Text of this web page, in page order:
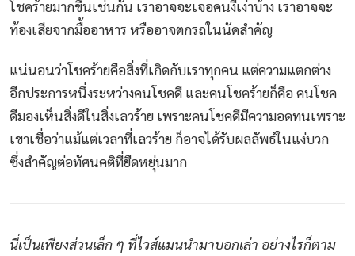
โชคร้ายมากขึ้นเช่นกัน เราอาจจะเจอคนงี่เง่าบ้าง เราอาจจะ
ท้องเสียจากมื้ออาหาร หรืออาจตกรถในนัดสำคัญ
แน่นอนว่าโชคร้ายคือสิ่งที่เกิดกับเราทุกคน แต่ความแตกต่าง
อีกประการหนึ่งระหว่างคนโชคดี และคนโชคร้ายก็คือ คนโชค
ดีมองเห็นสิ่งดีในสิ่งเลวร้าย เพราะคนโชคดีมีความอดทนเพราะ
เขาเชื่อว่าแม้แต่เวลาที่เลวร้าย ก็อาจได้รับผลลัพธ์ในแง่บวก
ซึ่งสำคัญต่อทัศนคติที่ยืดหยุ่นมาก
นี่เป็นเพียงส่วนเล็ก ๆ ที่ไวส์แมนนำมาบอกเล่า อย่างไรก็ตาม